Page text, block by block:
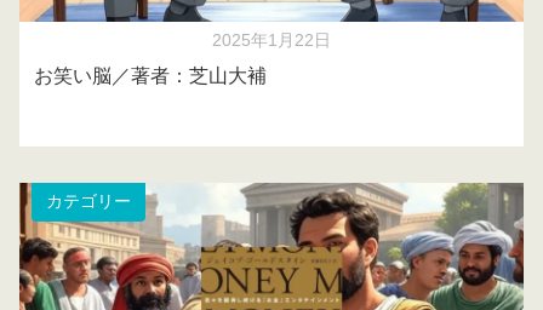
2025年1月22日
お笑い脳／著者：芝山大補
カテゴリー